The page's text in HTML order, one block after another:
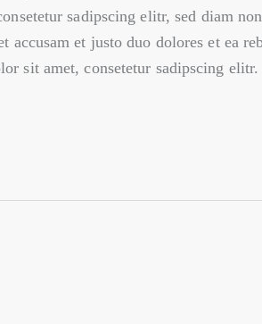
sadipscing elitr, sed diam
accusam et justo duo dolores et ea
sit amet, consetetur sadipscing elitr.